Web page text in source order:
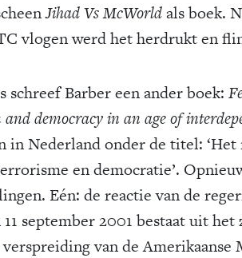
Jihad Vs McWorldals boek.
vlogen werd het herdrukt en
schreef Barber een ander boek:
democracy in an age of
in Nederland onder de titel: ‘Het
en democratie’.
Eén: de reactie van de
september 2001 bestaat uit het
van de Amerikaanse